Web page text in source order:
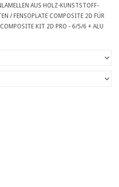
AUS HOLZ-KUNSTSTOFF-
/FENSOPLATE COMPOSITE 2D FÜR
COMPOSITE KIT 2D PRO - 6/5/6 + ALU